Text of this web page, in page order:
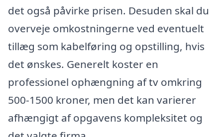
det også påvirke prisen. Desuden skal du
overveje omkostningerne ved eventuelt
tillæg som kabelføring og opstilling, hvis
det ønskes. Generelt koster en
professionel ophængning af tv omkring
500-1500 kroner, men det kan varierer
afhængigt af opgavens kompleksitet og